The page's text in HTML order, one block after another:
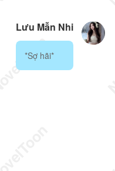
Lưu Mẫn Nhi
*Sợ hãi*